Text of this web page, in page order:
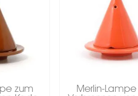
zum
Merlin-